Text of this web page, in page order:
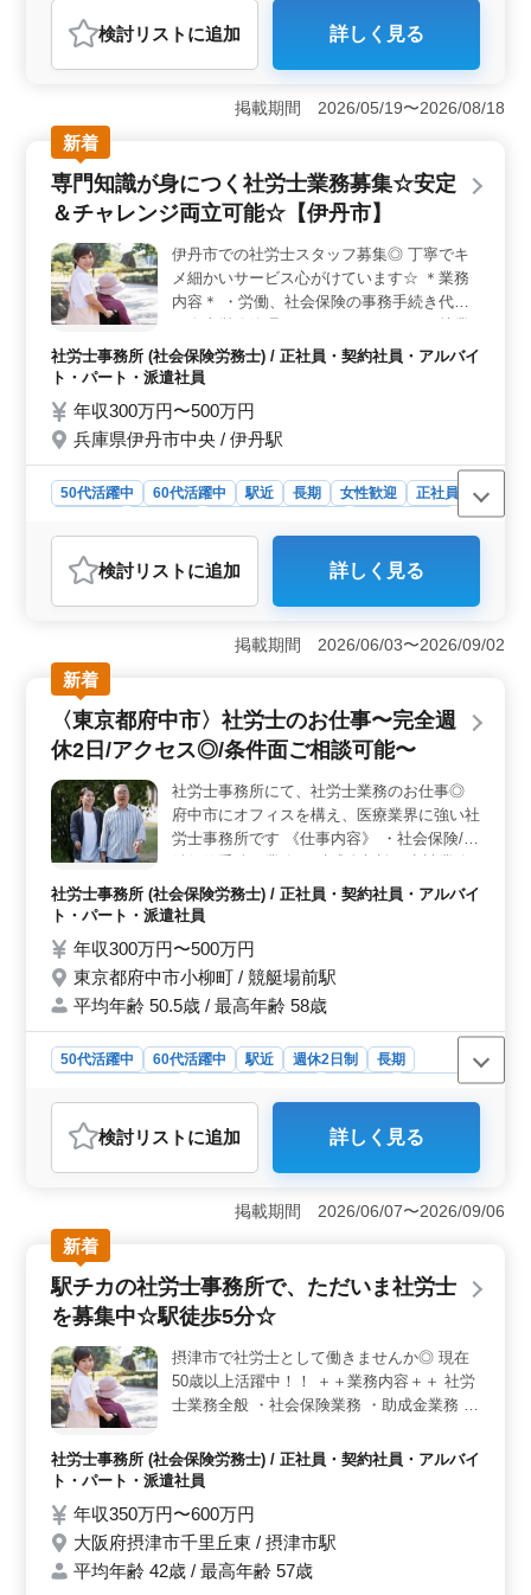
社労士事務所
おすすめポイント
＜経験者優遇＞ ベテラン社労士を積極募集していま
す。50代以上が活躍中で、アットホームな雰囲気が広が
る事務所で、シニア層の豊富な経験を最大限に発揮でき
る職場です。駅チカの通勤も便利で、働きやすい環境が
整っています。 ＜業務内容＞ 就業規則の作成から
社会保険関連業務、会社設立に伴う届出、給与計算業務
など、広範囲な業務に携わりながら、専門知識やスキル
がら新たなステージに挑戦できます。 ＜働きやすい
環境＞ 週休2日制で土日祝が休みとなり、月10時間程度
の残業でメリハリを持った働き方が可能です。給与は年
収350万円〜600万円程度です。ワークライフバランスを
保ちながら働きたい方のご応募お待ちしております。
検討リスト に追加 詳しく見る
掲載期間 2026/05/19〜2026/08/18
新着
専門知識が身につく社労士業務募集☆安定
＆チャレンジ両立可能☆【伊丹市】
伊丹市での社労士スタッフ募集◎ 丁寧でキ
メ細かいサービス心がけています☆ ＊業務
内容＊ ・労働、社会保険の事務手続き代行
規則の作成、変更 ・助成金の申請代行、採
用支援 ・給与、賞与の計算代行 ・セミナ
保険完備 ・50代、60代採用実績あり 駅徒歩
6分のアクセス良好な事務所です☆ まずはお
気軽にお問い合わせください
社労士事務所 (社会保険労務士) / 正社員・契約社員・アルバイ
ト・パート・派遣社員
年収300万円〜500万円
兵庫県伊丹市中央 / 伊丹駅
50代活躍中 60代活躍中 駅近 長期 女性歓迎
正社員
おすすめポイント
＜専門知識獲得＞ 多岐にわたる社労士業務を通じて、
労働や社会保険に関する専門知識が習得できます。さら
に、人事労務管理や助成金申請など、幅広い業務を経験
できるため、キャリアの成長が期待できます。 ＜安
定＆チャレンジ両立＞ 正社員からアルバイトまで様々
な雇用形態があり、ライフスタイルに合わせて働くこと
が可能です。安定した給与体系とともに、新たな業務に
挑戦する機会も提供しています。 ＜働きやすい環境
＞ 伊丹駅から徒歩6分の好立地に位置し、福利厚生も整
っています。特に50代や60代の採用実績があり、幅広い
世代が活躍しています。興味がある方はぜひご応募くだ
さい。
検討リスト に追加 詳しく見る
掲載期間 2026/06/03〜2026/09/02
新着
〈東京都府中市〉社労士のお仕事〜完全週
休2日/アクセス◎/条件面ご相談可能〜
社労士事務所にて、社労士業務のお仕事◎
府中市にオフィスを構え、医療業界に強い社
労士事務所です 《仕事内容》 ・社会保険/労
・雇用管理関連 ・給与計算関連 ・労務相談
・人事コンサルティング 等 ＊駅から徒歩10
時間等、ご相談ください ブランクがあって
も応募可能です◎ 社労士事務所経験のある
皆様、ぜひお気軽にお問い合わせください
社労士事務所 (社会保険労務士) / 正社員・契約社員・アルバイ
ト・パート・派遣社員
年収300万円〜500万円
東京都府中市小柳町 / 競艇場前駅
平均年齢 50.5歳 / 最高年齢 58歳
50代活躍中 60代活躍中 駅近 週休2日制
長期
派遣社員
社労士事務所
おすすめポイント
＜働きやすさ＞ この求人は、完全週休2日制で、残業が
少なく、女性も歓迎される職場です。さらに、府中市内
の駅から徒歩10分以内という好立地に位置しており、通
勤のストレスも軽減されます。そのため、仕事とプライ
ベートのバランスを大切にしながら働くことができま
す。 ＜キャリアアップ＞ この職場では、社労士業
務全般に携わることができます。経験に応じて条件面を
て働くことができます。また、ブランクがある方でも応
募可能なため、新たな挑戦を求める方にも最適な環境で
す。 ＜業界特化＞ この社労士事務所は、医療業界
に特化しています。助成金相談や給与計算など、専門性
の高い業務に携わることで、自身のスキルを高めること
ができます。さらに、業界に精通した専門家としての地
位を築くことが可能です。
検討リスト に追加 詳しく見る
掲載期間 2026/06/07〜2026/09/06
新着
駅チカの社労士事務所で、ただいま社労士
を募集中☆駅徒歩5分☆
摂津市で社労士として働きませんか◎ 現在
50歳以上活躍中！！ ＋＋業務内容＋＋ 社労
士業務全般 ・社会保険業務 ・助成金業務 ・
代行 など ＋＋特徴＋＋ ・駅からアクセス良
好＾＾（徒歩5分） ・社会保険完備☆☆ 信
一緒に働きませんか♪
社労士事務所 (社会保険労務士) / 正社員・契約社員・アルバイ
ト・パート・派遣社員
年収350万円〜600万円
大阪府摂津市千里丘東 / 摂津市駅
平均年齢 42歳 / 最高年齢 57歳